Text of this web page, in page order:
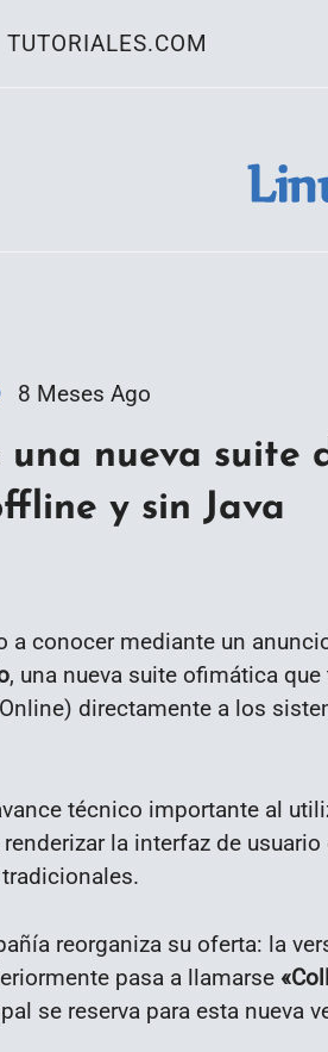
TUTORIALES.COM
8 Meses Ago
nueva suite
y sin Java
a conocer mediante un
, una nueva suite ofimática
directamente a los
técnico importante al
renderizar la interfaz de
reorganiza su oferta: la
pasa a llamarse
se reserva para esta nueva